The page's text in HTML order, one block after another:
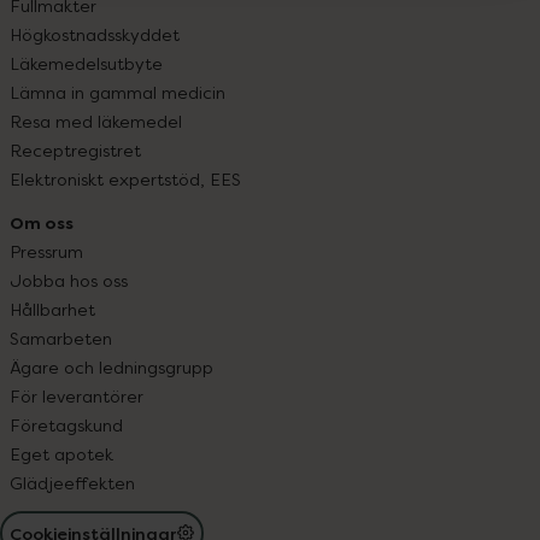
Fullmakter
Högkostnadsskyddet
Läkemedelsutbyte
Lämna in gammal medicin
Resa med läkemedel
Receptregistret
Elektroniskt expertstöd, EES
Om oss
Pressrum
Jobba hos oss
Hållbarhet
Samarbeten
Ägare och ledningsgrupp
För leverantörer
Företagskund
Eget apotek
Glädjeeffekten
Cookieinställningar